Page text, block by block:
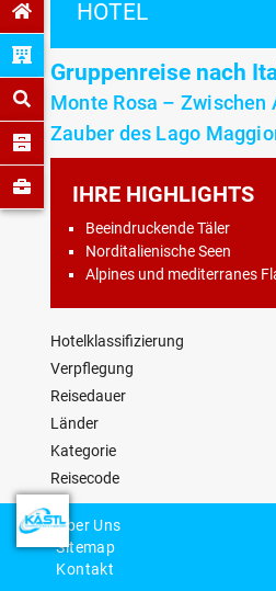
HOTEL
Gruppenreise nach
Monte Rosa – Zwischen
Zauber des Lago
IHRE HIGHLIGHTS
Beeindruckende Täler
Norditalienische Seen
Alpines und mediterranes
Hotelklassifizierung
Verpflegung
Reisedauer
Länder
Kategorie
Reisecode
Über Uns
Sitemap
Kontakt